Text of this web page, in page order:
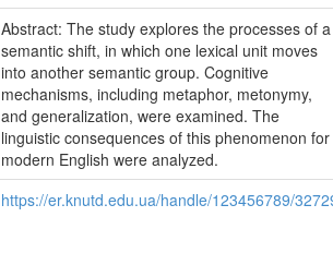
Abstract: The study explores the processes of a
semantic shift, in which one lexical unit moves
into another semantic group. Cognitive
mechanisms, including metaphor, metonymy,
and generalization, were examined. The
linguistic consequences of this phenomenon for
modern English were analyzed.
https://er.knutd.edu.ua/handle/123456789/